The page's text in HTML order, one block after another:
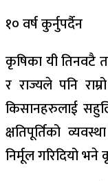
१० वर्ष कुर्नुपर्दैन
कृषिका यी तिनवटै
र राज्यले पनि
किसानहरुलाई
क्षतिपूर्तिको
निर्मूल गरिदियो भने